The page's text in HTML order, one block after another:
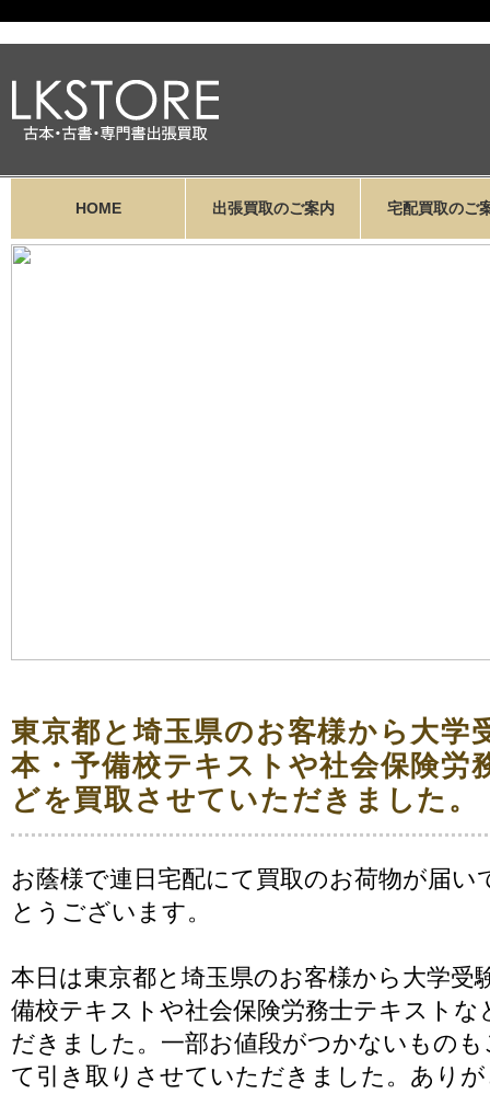
HOME 出張買取のご案内 宅配買取のご
東京都と埼玉県のお客様から大学
本・予備校テキストや社会保険労
どを買取させていただきました。
お蔭様で連日宅配にて買取のお荷物が届
とうございます。
本日は東京都と埼玉県のお客様から大学受
備校テキストや社会保険労務士テキスト
だきました。一部お値段がつかないもの
て引き取りさせていただきました。あり